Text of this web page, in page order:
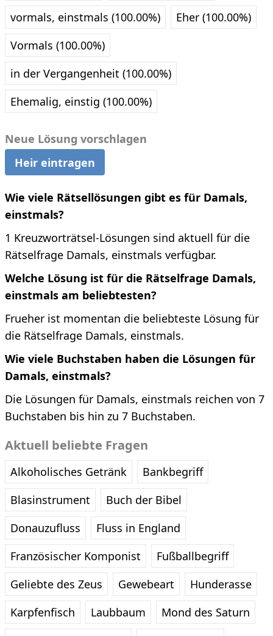
vormals, einstmals (100.00%)
Eher (100.00%)
Vormals (100.00%)
in der Vergangenheit (100.00%)
Ehemalig, einstig (100.00%)
Neue Lösung vorschlagen
Heir eintragen
Wie viele Rätsellösungen gibt es für Damals,
einstmals?
1 Kreuzworträtsel-Lösungen sind aktuell für die
Rätselfrage Damals, einstmals verfügbar.
Welche Lösung ist für die Rätselfrage Damals,
einstmals am beliebtesten?
Frueher ist momentan die beliebteste Lösung für
die Rätselfrage Damals, einstmals.
Wie viele Buchstaben haben die Lösungen für
Damals, einstmals?
Die Lösungen für Damals, einstmals reichen von 7
Buchstaben bis hin zu 7 Buchstaben.
Aktuell beliebte Fragen
Alkoholisches Getränk
Bankbegriff
Blasinstrument
Buch der Bibel
Donauzufluss
Fluss in England
Französischer Komponist
Fußballbegriff
Geliebte des Zeus
Gewebeart
Hunderasse
Karpfenfisch
Laubbaum
Mond des Saturn